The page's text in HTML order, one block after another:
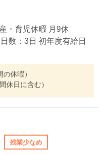
・育児休暇 月9休
数：3日 初年度有給日
休暇）
休日に含む）
残業少なめ